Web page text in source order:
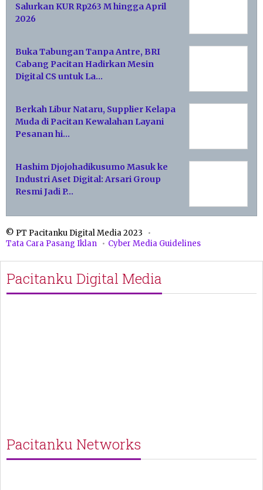
Salurkan KUR Rp263 M hingga April
2026
Buka Tabungan Tanpa Antre, BRI
Cabang Pacitan Hadirkan Mesin
Digital CS untuk La…
Berkah Libur Nataru, Supplier Kelapa
Muda di Pacitan Kewalahan Layani
Pesanan hi…
Hashim Djojohadikusumo Masuk ke
Industri Aset Digital: Arsari Group
Resmi Jadi P…
© PT Pacitanku Digital Media 2023
Tata Cara Pasang Iklan
Cyber Media Guidelines
Pacitanku Digital Media
Pacitanku Networks